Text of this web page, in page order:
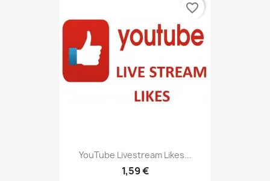
YouTube Livestream Likes...
1,59 €
favorite_border